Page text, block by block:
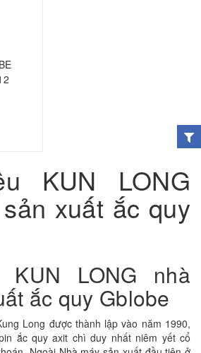
KUN LONG
xuất ắc quy
KUN LONG nhà
ắc quy Gblobe
Long được thành lập vào năm 1990,
ắc quy axit chì duy nhất niêm yết cổ